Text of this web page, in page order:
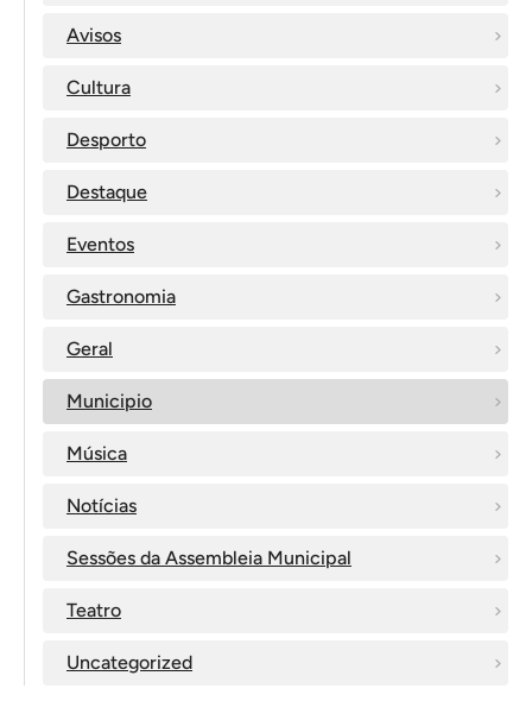
Avisos
Cultura
Desporto
Destaque
Eventos
Gastronomia
Geral
Municipio
Música
Notícias
Sessões da Assembleia Municipal
Teatro
Uncategorized